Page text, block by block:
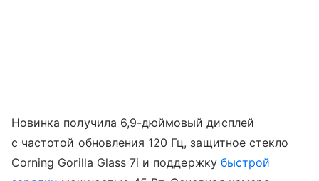
Новинка получила 6,9-дюймовый дисплей
с частотой обновления 120 Гц, защитное стекло
Corning Gorilla Glass 7i и поддержку быстрой